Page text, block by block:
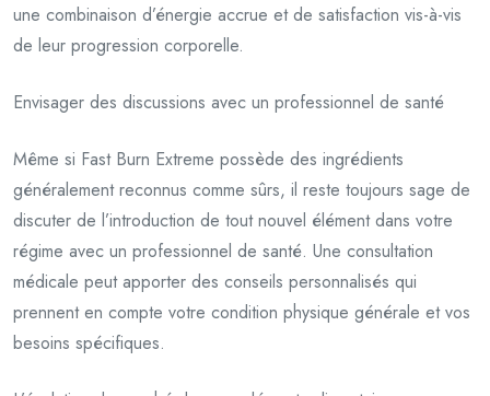
une combinaison d’énergie accrue et de satisfaction vis-à-vis
de leur progression corporelle.
Envisager des discussions avec un professionnel de santé
Même si Fast Burn Extreme possède des ingrédients
généralement reconnus comme sûrs, il reste toujours sage de
discuter de l’introduction de tout nouvel élément dans votre
régime avec un professionnel de santé. Une consultation
médicale peut apporter des conseils personnalisés qui
prennent en compte votre condition physique générale et vos
besoins spécifiques.